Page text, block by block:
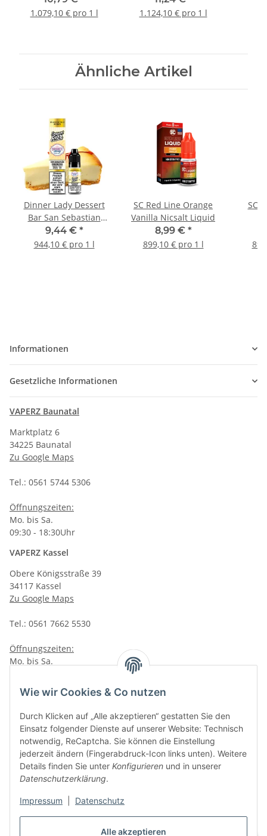
Alle akzeptieren
Wie wir Cookies & Co nutzen
Durch Klicken auf „Alle akzeptieren“ gestatten Sie den
Einsatz folgender Dienste auf unserer Website: Technisch
notwendig, ReCaptcha. Sie können die Einstellung
jederzeit ändern (Fingerabdruck-Icon links unten). Weitere
Details finden Sie unter Konfigurieren und in unserer
Datenschutzerklärung.
Impressum Datenschutz
1.079,10 € pro 1 l
1.124,10 € pro 1 l
Ähnliche Artikel
Dinner Lady Dessert
Bar San Sebastian
Cheesecake Nicsalt
Liquid
9,44 € *
944,10 € pro 1 l
SC Red Line Orange
Vanilla Nicsalt Liquid
8,99 € *
899,10 € pro 1 l
SC
Informationen
Gesetzliche Informationen
VAPERZ Baunatal
Marktplatz 6
34225 Baunatal
Zu Google Maps
Tel.: 0561 5744 5306
Öffnungszeiten:
Mo. bis Sa.
09:30 - 18:30Uhr
VAPERZ Kassel
Obere Königsstraße 39
34117 Kassel
Zu Google Maps
Tel.: 0561 7662 5530
Öffnungszeiten:
Mo. bis Sa.
VAPERZ Vellmar
Lange Wender 7
34246 Vellmar
Zu Google Maps
Tel.: 0561 9885 9996
Mo. bis Sa.
10:00 - 19:00Uhr